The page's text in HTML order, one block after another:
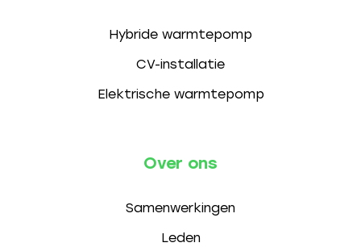
Hybride warmtepomp
CV-installatie
Elektrische warmtepomp
Over ons
Samenwerkingen
Leden